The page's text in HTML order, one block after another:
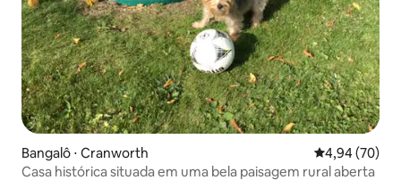
Bangalô ⋅ Cranworth 4,94 de uma
4,94 (70)
Casa histórica situada em uma bela paisagem rural aberta